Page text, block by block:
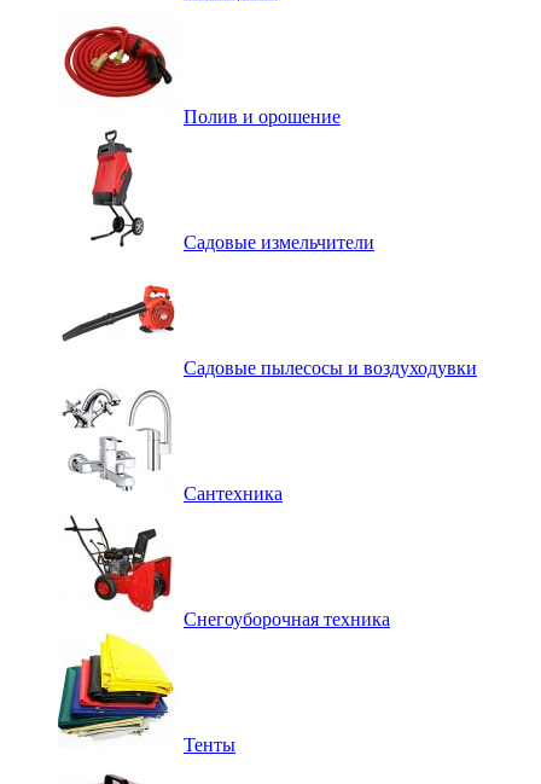
Полив и орошение
Садовые измельчители
Садовые пылесосы и воздуходувки
Сантехника
Снегоуборочная техника
Тенты